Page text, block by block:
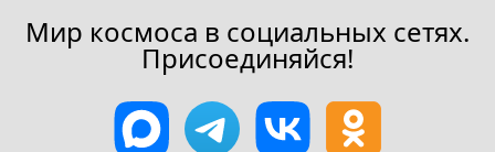
Мир космоса в социальных сетях.
Присоединяйся!